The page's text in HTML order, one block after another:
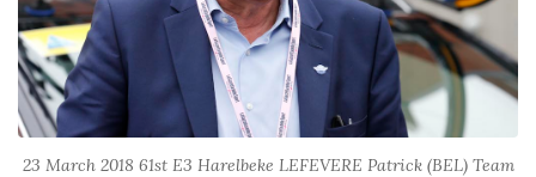
23 March 2018 61st E3 Harelbeke LEFEVERE Patrick (BEL) Team